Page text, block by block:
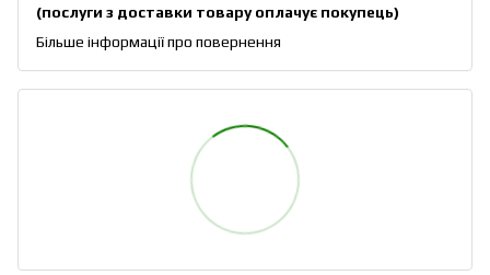
(послуги з доставки товару оплачує покупець)
Більше інформації про повернення